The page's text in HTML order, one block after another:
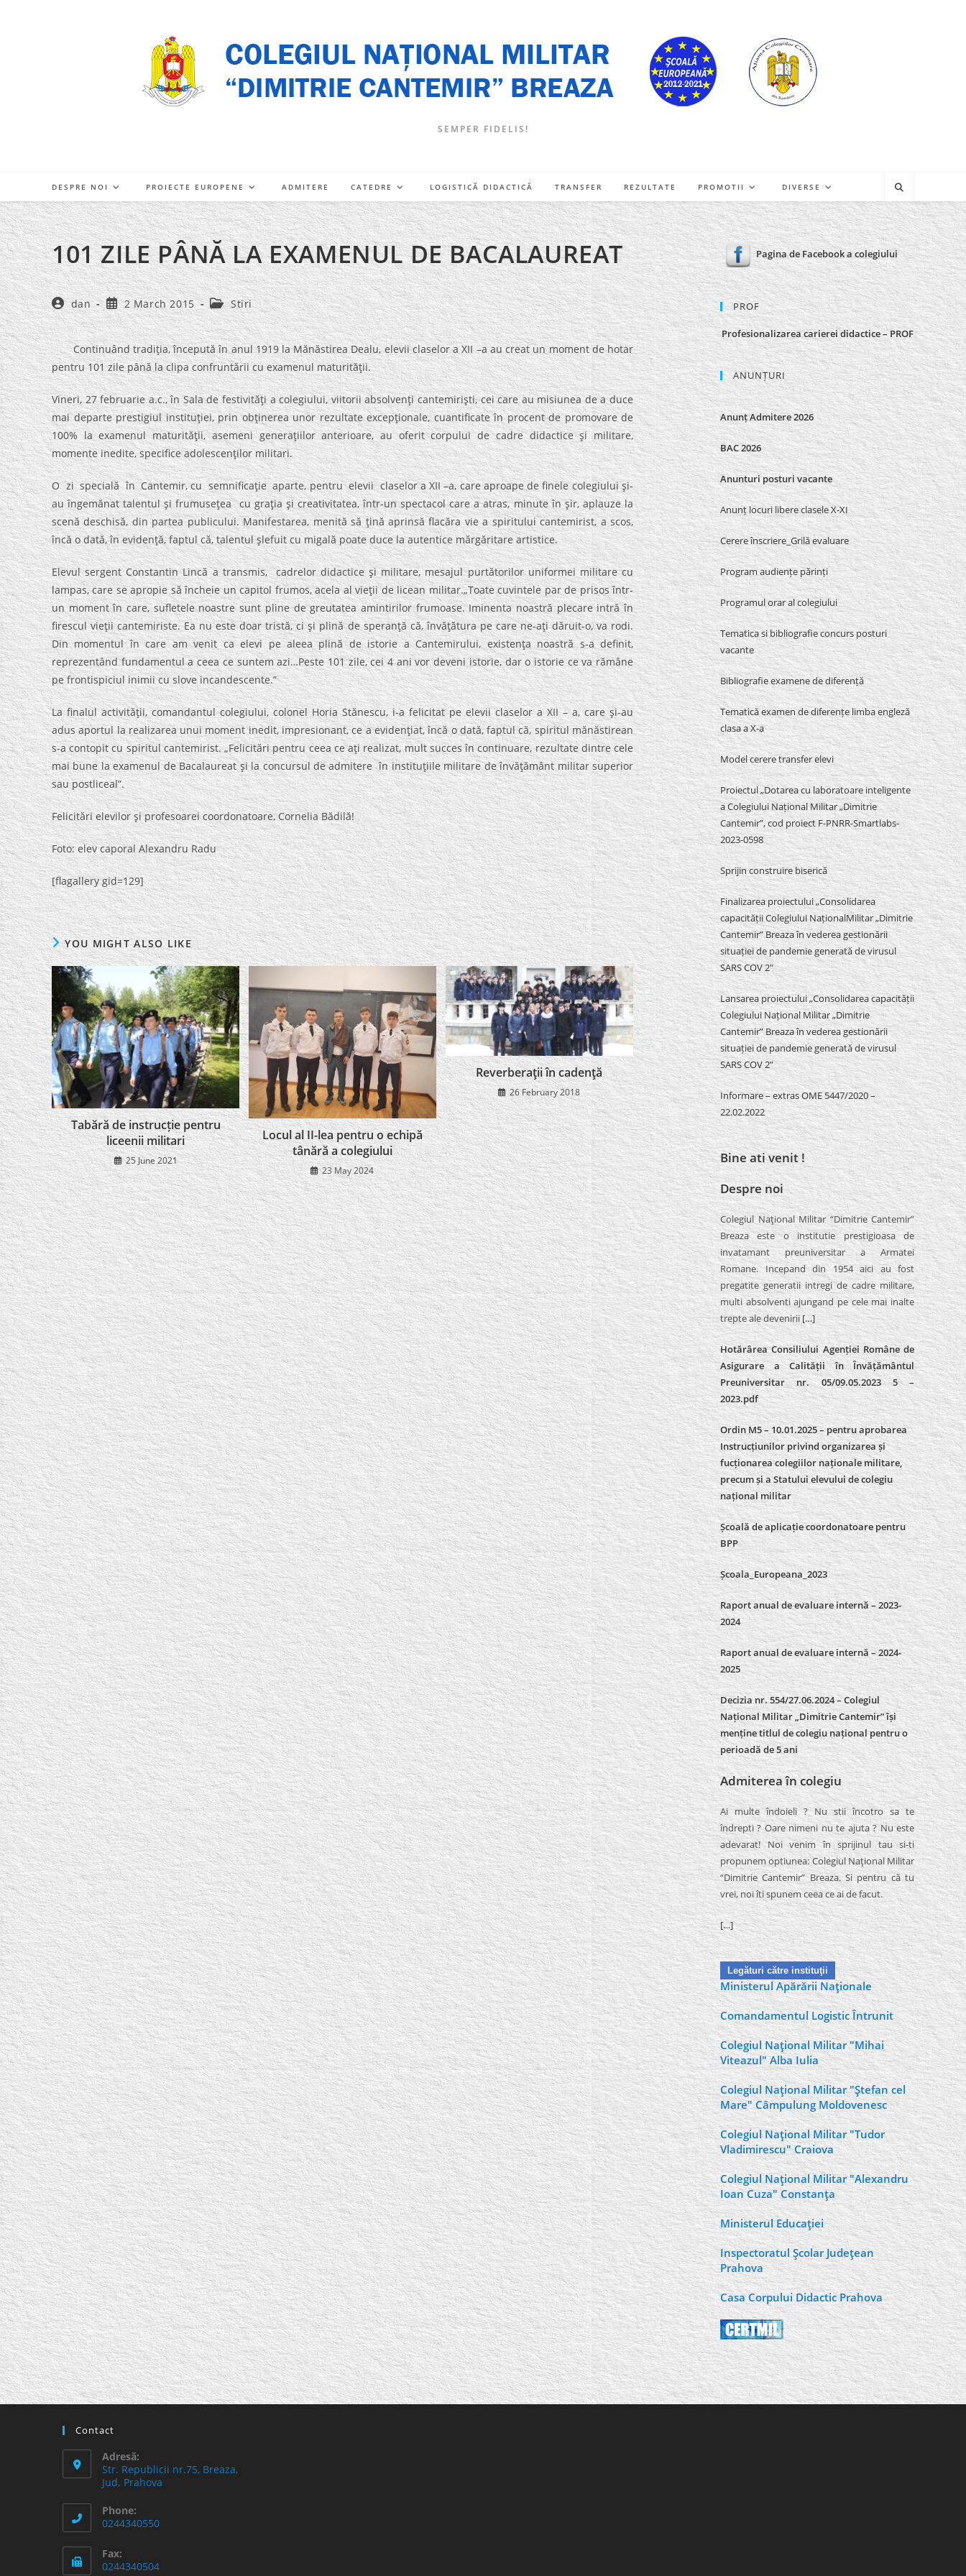
SEMPER FIDELIS!
DESPRE NOI PROIECTE EUROPENE ADMITERE CATEDRE LOGISTICĂ DIDACTICĂ TRANSFER REZULTATE PROMOTII DIVERSE
101 ZILE PÂNĂ LA EXAMENUL DE BACALAUREAT
Post
author:
dan
Post
published:
2 March 2015
Post
category:
Stiri
Continuând tradiţia, începută în anul 1919 la Mănăstirea Dealu, elevii claselor a XII –a au creat un moment de hotar
pentru 101 zile până la clipa confruntării cu examenul maturităţii.
Vineri, 27 februarie a.c., în Sala de festivităţi a colegiului, viitorii absolvenţi cantemirişti, cei care au misiunea de a duce
mai departe prestigiul instituţiei, prin obţinerea unor rezultate excepţionale, cuantificate în procent de promovare de
100% la examenul maturităţii, asemeni generaţiilor anterioare, au oferit corpului de cadre didactice şi militare,
momente inedite, specifice adolescenţilor militari.
O zi specială în Cantemir, cu semnificaţie aparte, pentru elevii claselor a XII –a, care aproape de finele colegiului şi-
au îngemănat talentul şi frumuseţea cu graţia şi creativitatea, într-un spectacol care a atras, minute în şir, aplauze la
scenă deschisă, din partea publicului. Manifestarea, menită să ţină aprinsă flacăra vie a spiritului cantemirist, a scos,
încă o dată, în evidenţă, faptul că, talentul şlefuit cu migală poate duce la autentice mărgăritare artistice.
Elevul sergent Constantin Lincă a transmis, cadrelor didactice şi militare, mesajul purtătorilor uniformei militare cu
lampas, care se apropie să încheie un capitol frumos, acela al vieţii de licean militar.„Toate cuvintele par de prisos într-
un moment în care, sufletele noastre sunt pline de greutatea amintirilor frumoase. Iminenta noastră plecare intră în
firescul vieţii cantemiriste. Ea nu este doar tristă, ci şi plină de speranţă că, învăţătura pe care ne-aţi dăruit-o, va rodi.
Din momentul în care am venit ca elevi pe aleea plină de istorie a Cantemirului, existenţa noastră s-a definit,
reprezentând fundamentul a ceea ce suntem azi…Peste 101 zile, cei 4 ani vor deveni istorie, dar o istorie ce va rămâne
pe frontispiciul inimii cu slove incandescente.”
La finalul activităţii, comandantul colegiului, colonel Horia Stănescu, i-a felicitat pe elevii claselor a XII – a, care şi-au
adus aportul la realizarea unui moment inedit, impresionant, ce a evidenţiat, încă o dată, faptul că, spiritul mănăstirean
s-a contopit cu spiritul cantemirist. „Felicitări pentru ceea ce aţi realizat, mult succes în continuare, rezultate dintre cele
mai bune la examenul de Bacalaureat şi la concursul de admitere în instituţiile militare de învăţământ militar superior
sau postliceal”.
Felicitări elevilor şi profesoarei coordonatoare, Cornelia Bădilă!
Foto: elev caporal Alexandru Radu
[flagallery gid=129]
YOU MIGHT ALSO LIKE
Tabără de instrucție pentru
liceenii militari
25 June 2021
Locul al II-lea pentru o echipă
tânără a colegiului
23 May 2024
Reverberaţii în cadenţă
26 February 2018
Pagina de Facebook a colegiului
PROF
Profesionalizarea carierei didactice – PROF
ANUNȚURI
Anunț Admitere 2026
BAC 2026
Anunturi posturi vacante
Anunț locuri libere clasele X-XI
Cerere înscriere_Grilă evaluare
Program audiențe părinți
Programul orar al colegiului
Tematica si bibliografie concurs posturi
vacante
Bibliografie examene de diferență
Tematică examen de diferențe limba engleză
clasa a X-a
Model cerere transfer elevi
Proiectul „Dotarea cu laboratoare inteligente
a Colegiului Național Militar „Dimitrie
Cantemir”, cod proiect F-PNRR-Smartlabs-
2023-0598
Sprijin construire biserică
Finalizarea proiectului „Consolidarea
capacității Colegiului NaționalMilitar „Dimitrie
Cantemir” Breaza în vederea gestionării
situației de pandemie generată de virusul
SARS COV 2″
Lansarea proiectului „Consolidarea capacității
Colegiului Național Militar „Dimitrie
Cantemir” Breaza în vederea gestionării
situației de pandemie generată de virusul
SARS COV 2”
Informare – extras OME 5447/2020 –
22.02.2022
Bine ati venit !
Despre noi
Colegiul Naţional Militar “Dimitrie Cantemir”
Breaza este o institutie prestigioasa de
invatamant preuniversitar a Armatei
Romane. Incepand din 1954 aici au fost
pregatite generatii intregi de cadre militare,
multi absolventi ajungand pe cele mai inalte
trepte ale devenirii […]
Hotărârea Consiliului Agenției Române de
Asigurare a Calității în Învățământul
Preuniversitar nr. 05/09.05.2023 5 –
2023.pdf
Ordin M5 – 10.01.2025 – pentru aprobarea
Instrucțiunilor privind organizarea și
fucționarea colegiilor naționale militare,
precum și a Statului elevului de colegiu
național militar
Școală de aplicație coordonatoare pentru
BPP
Școala_Europeana_2023
Raport anual de evaluare internă – 2023-
2024
Raport anual de evaluare internă –2024-
2025
Decizia nr. 554/27.06.2024 – Colegiul
Național Militar „Dimitrie Cantemir” își
menține titlul de colegiu național pentru o
perioadă de 5 ani
Admiterea în colegiu
Ai multe îndoieli ? Nu stii încotro sa te
îndrepti ? Oare nimeni nu te ajuta ? Nu este
adevarat! Noi venim în sprijinul tau si-ti
propunem optiunea: Colegiul Naţional Militar
“Dimitrie Cantemir” Breaza. Si pentru că tu
vrei, noi îti spunem ceea ce ai de facut.
[…]
Legături către instituţii
Ministerul Apărării Naţionale
Comandamentul Logistic Întrunit
Colegiul Naţional Militar "Mihai
Viteazul" Alba Iulia
Colegiul Naţional Militar "Ştefan cel
Mare" Câmpulung Moldovenesc
Colegiul Naţional Militar "Tudor
Vladimirescu" Craiova
Colegiul Naţional Militar "Alexandru
Ioan Cuza" Constanţa
Ministerul Educaţiei
Inspectoratul Şcolar Judeţean
Prahova
Casa Corpului Didactic Prahova
Contact
Adresă:
Str. Republicii nr.75, Breaza,
Jud. Prahova
Phone:
0244340550
Fax:
0244340504